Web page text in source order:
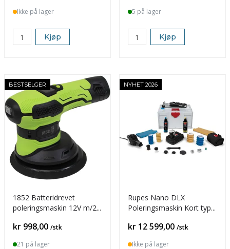
Ikke på lager
Kjøp
5 på lager
Kjøp
BESTSELGER
1852 Batteridrevet
poleringsmaskin 12V m/2
Pris
kr 998,00 /stk
21 på lager
NYHET 2026
Rupes Nano DLX
Poleringsmaskin Kort type,
Pris
kr 12 599,00 /stk
Ikke på lager